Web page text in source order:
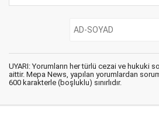
UYARI: Yorumların her türlü cezai ve hukuki
aittir. Mepa News, yapılan yorumlardan
600 karakterle (boşluklu) sınırlıdır.